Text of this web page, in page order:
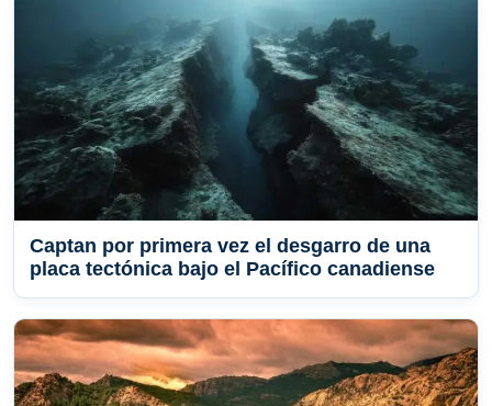
Captan por primera vez el desgarro de una
placa tectónica bajo el Pacífico canadiense